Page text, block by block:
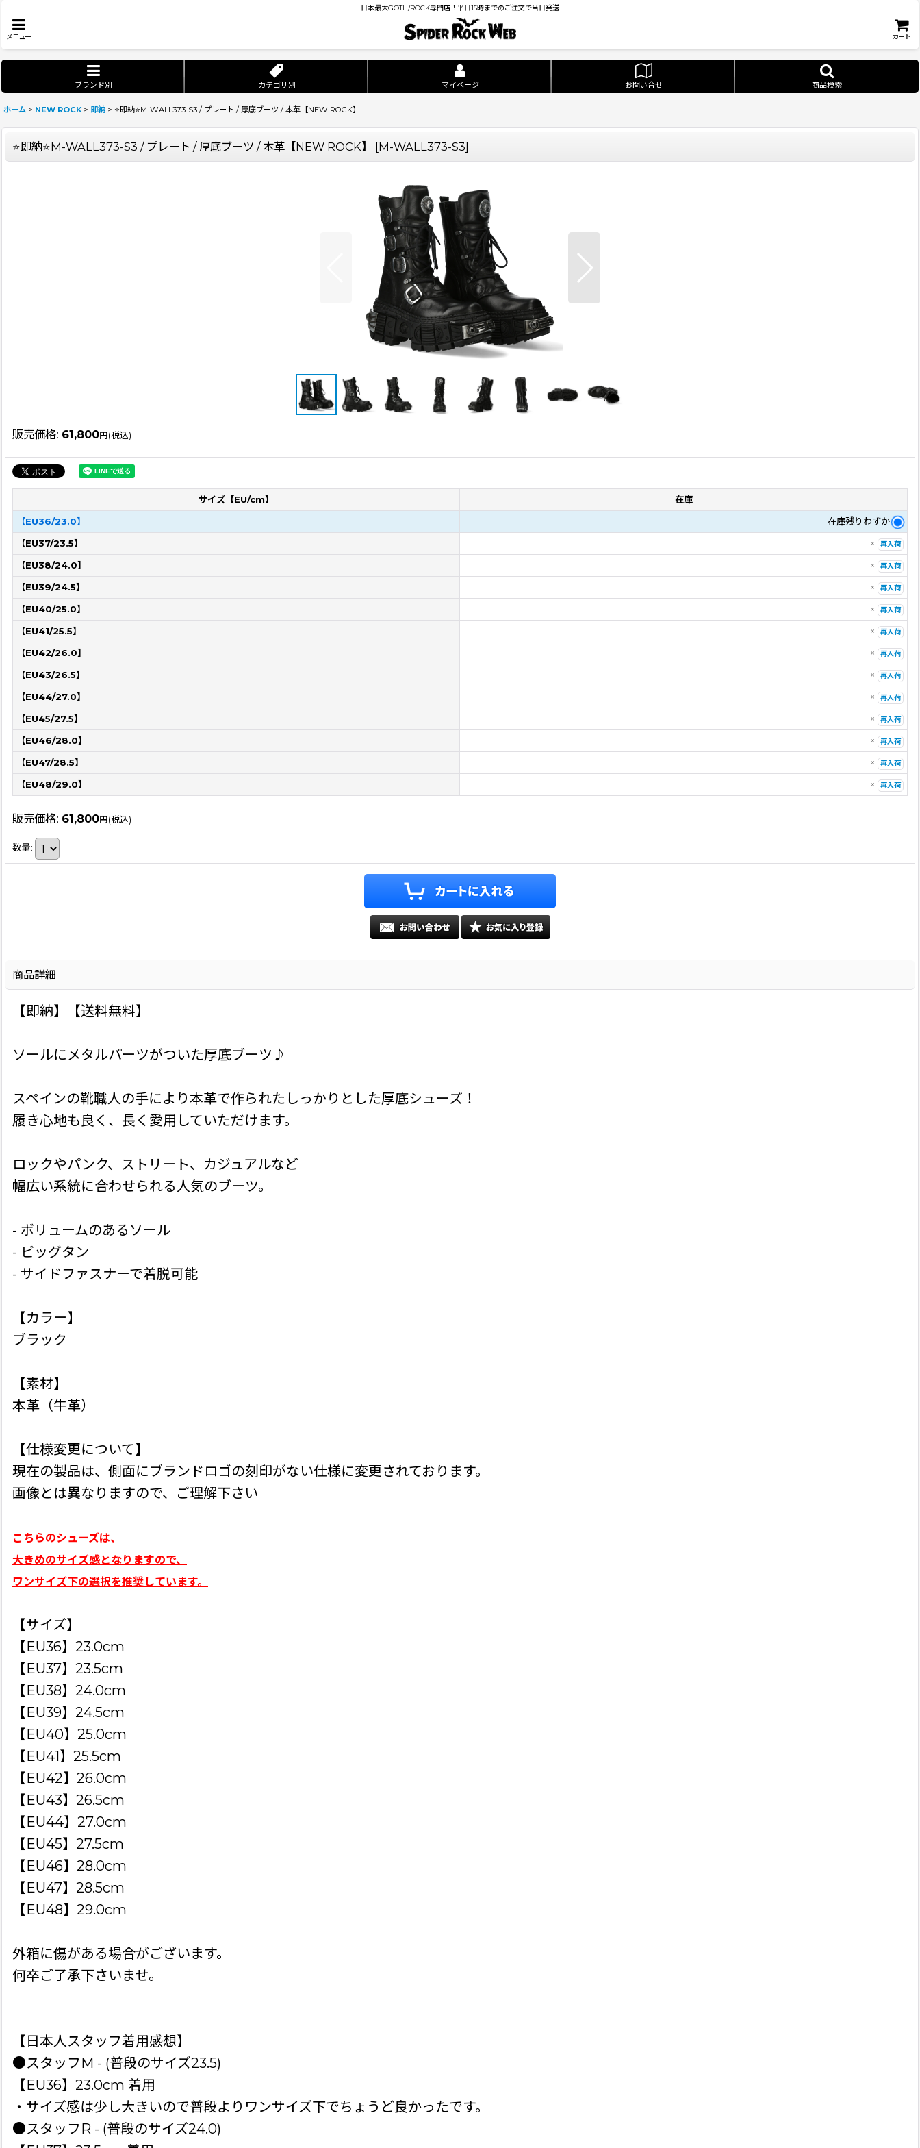
日本最大GOTH/ROCK専門店！平日15時までのご注文で当日発送
メニュー カート
ブランド別 カテゴリ別 マイページ お問い合せ 商品検索
ホーム > NEW ROCK > 即納 > ⭐即納⭐M-WALL373-S3 / プレート / 厚底ブーツ / 本革【NEW ROCK】
⭐即納⭐M-WALL373-S3 / プレート / 厚底ブーツ / 本革【NEW ROCK】 [M-WALL373-S3]
販売価格: 61,800円 (税込)
サイズ【EU/cm】
在庫
【EU36/23.0】
在庫残りわずか
【EU37/23.5】
× 再入荷
【EU38/24.0】 × 再入荷
【EU39/24.5】 × 再入荷
【EU40/25.0】 × 再入荷
【EU41/25.5】 × 再入荷
【EU42/26.0】 × 再入荷
【EU43/26.5】 × 再入荷
【EU44/27.0】 × 再入荷
【EU45/27.5】 × 再入荷
【EU46/28.0】 × 再入荷
【EU47/28.5】 × 再入荷
【EU48/29.0】 × 再入荷
販売価格: 61,800円 (税込)
数量:
商品詳細
【即納】【送料無料】
ソールにメタルパーツがついた厚底ブーツ♪
スペインの靴職人の手により本革で作られたしっかりとした厚底シューズ！
履き心地も良く、長く愛用していただけます。
ロックやパンク、ストリート、カジュアルなど
幅広い系統に合わせられる人気のブーツ。
- ボリュームのあるソール
- ビッグタン
- サイドファスナーで着脱可能
【カラー】
ブラック
【素材】
本革（牛革）
【仕様変更について】
現在の製品は、側面にブランドロゴの刻印がない仕様に変更されております。
画像とは異なりますので、ご理解下さい
こちらのシューズは、
大きめのサイズ感となりますので、
ワンサイズ下の選択を推奨しています。
【サイズ】
【EU36】23.0cm
【EU37】23.5cm
【EU38】24.0cm
【EU39】24.5cm
【EU40】25.0cm
【EU41】25.5cm
【EU42】26.0cm
【EU43】26.5cm
【EU44】27.0cm
【EU45】27.5cm
【EU46】28.0cm
【EU47】28.5cm
【EU48】29.0cm
外箱に傷がある場合がございます。
何卒ご了承下さいませ。
【日本人スタッフ着用感想】
●スタッフM - (普段のサイズ23.5)
【EU36】23.0cm 着用
・サイズ感は少し大きいので普段よりワンサイズ下でちょうど良かったです。
●スタッフR - (普段のサイズ24.0)